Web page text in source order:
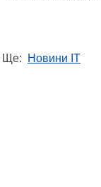
Ще: Новини IT